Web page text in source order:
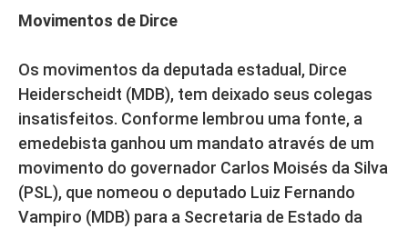
Movimentos de Dirce
Os movimentos da deputada estadual, Dirce
Heiderscheidt (MDB), tem deixado seus colegas
insatisfeitos. Conforme lembrou uma fonte, a
emedebista ganhou um mandato através de um
movimento do governador Carlos Moisés da Silva
(PSL), que nomeou o deputado Luiz Fernando
Vampiro (MDB) para a Secretaria de Estado da